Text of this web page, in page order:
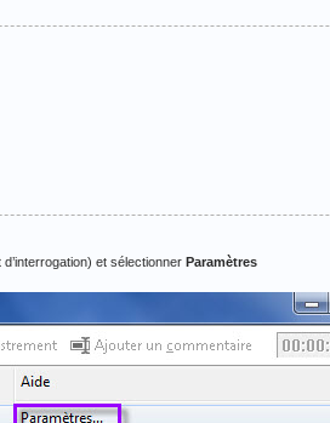
et sélectionner Paramètres